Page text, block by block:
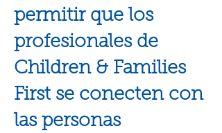
permitir que los
profesionales de
Children & Families
First se conecten con
las personas